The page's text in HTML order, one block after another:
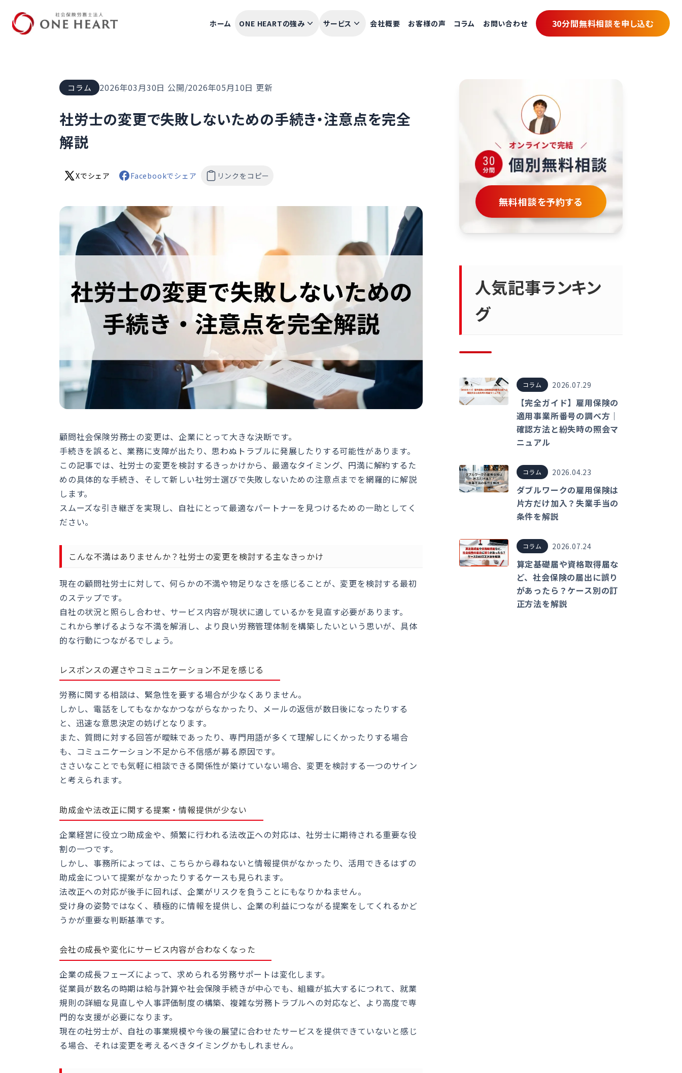
ホーム ONE HEARTの強み サービス 会社概要 お客様の声 コラム お問い合わせ 30分間無料相談を申し込む
コラム 2026年03月30日 公開/2026年05月10日 更新
社労士の変更で失敗しないための手続き・注意点を完全
解説
Xでシェア Facebookでシェア リンクをコピー
顧問社会保険労務士の変更は、企業にとって大きな決断です。
手続きを誤ると、業務に支障が出たり、思わぬトラブルに発展したりする可能性があります。
この記事では、社労士の変更を検討するきっかけから、最適なタイミング、円満に解約するた
めの具体的な手続き、そして新しい社労士選びで失敗しないための注意点までを網羅的に解説
します。
スムーズな引き継ぎを実現し、自社にとって最適なパートナーを見つけるための一助としてく
ださい。
こんな不満はありませんか？社労士の変更を検討する主なきっかけ
現在の顧問社労士に対して、何らかの不満や物足りなさを感じることが、変更を検討する最初
のステップです。
自社の状況と照らし合わせ、サービス内容が現状に適しているかを見直す必要があります。
これから挙げるような不満を解消し、より良い労務管理体制を構築したいという思いが、具体
的な行動につながるでしょう。
レスポンスの遅さやコミュニケーション不足を感じる
労務に関する相談は、緊急性を要する場合が少なくありません。
しかし、電話をしてもなかなかつながらなかったり、メールの返信が数日後になったりする
と、迅速な意思決定の妨げとなります。
また、質問に対する回答が曖昧であったり、専門用語が多くて理解しにくかったりする場合
も、コミュニケーション不足から不信感が募る原因です。
ささいなことでも気軽に相談できる関係性が築けていない場合、変更を検討する一つのサイン
と考えられます。
助成金や法改正に関する提案・情報提供が少ない
企業経営に役立つ助成金や、頻繁に行われる法改正への対応は、社労士に期待される重要な役
割の一つです。
しかし、事務所によっては、こちらから尋ねないと情報提供がなかったり、活用できるはずの
助成金について提案がなかったりするケースも見られます。
法改正への対応が後手に回れば、企業がリスクを負うことにもなりかねません。
受け身の姿勢ではなく、積極的に情報を提供し、企業の利益につながる提案をしてくれるかど
うかが重要な判断基準です。
会社の成長や変化にサービス内容が合わなくなった
企業の成長フェーズによって、求められる労務サポートは変化します。
従業員が数名の時期は給与計算や社会保険手続きが中心でも、組織が拡大するにつれて、就業
規則の詳細な見直しや人事評価制度の構築、複雑な労務トラブルへの対応など、より高度で専
門的な支援が必要になります。
現在の社労士が、自社の事業規模や今後の展望に合わせたサービスを提供できていないと感じ
る場合、それは変更を考えるべきタイミングかもしれません。
無料相談を予約する
人気記事ランキン
グ
コラム 2026.07.29
【完全ガイド】雇用保険の
適用事業所番号の調べ方｜
確認方法と紛失時の照会マ
ニュアル
コラム 2026.04.23
ダブルワークの雇用保険は
片方だけ加入？失業手当の
条件を解説
コラム 2026.07.24
算定基礎届や資格取得届な
ど、社会保険の届出に誤り
があったら？ケース別の訂
正方法を解説